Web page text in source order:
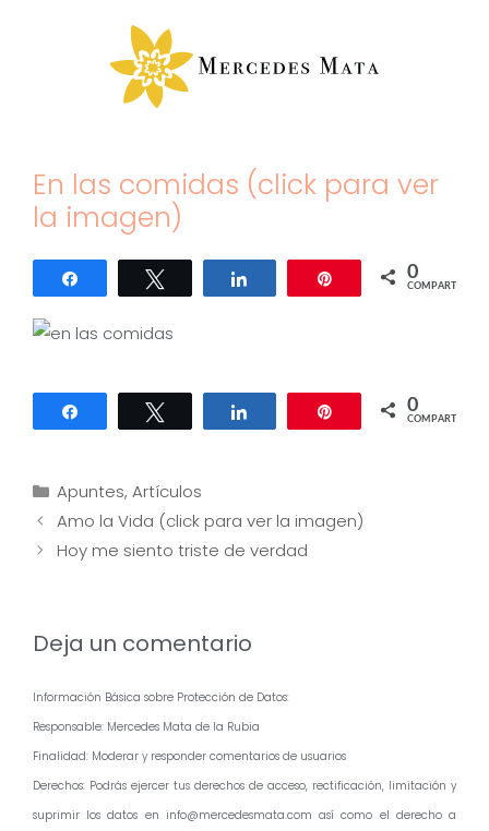
En las comidas (click para ver
la imagen)
Compartir Twittear Compartir 0
COMPARTIR
Compartir Twittear Compartir 0
COMPARTIR
Categorías
Apuntes, Artículos
Navegación
de
entradas
Amo la Vida (click para ver la imagen)
Hoy me siento triste de verdad
Deja un comentario
Información Básica sobre Protección de Datos:
Responsable: Mercedes Mata de la Rubia
Finalidad: Moderar y responder comentarios de usuarios
Derechos: Podrás ejercer tus derechos de acceso, rectificación, limitación y
suprimir los datos en info@mercedesmata.com así como el derecho a